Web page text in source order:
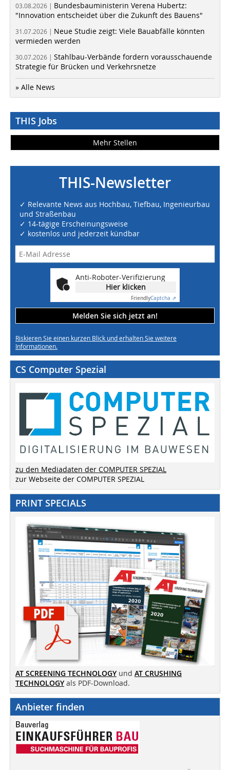
03.08.2026 | Bundesbauministerin Verena Hubertz:
"Innovation entscheidet über die Zukunft des Bauens"
31.07.2026 | Neue Studie zeigt: Viele Bauabfälle könnten
vermieden werden
30.07.2026 | Stahlbau-Verbände fordern vorausschauende
Strategie für Brücken und Verkehrsnetze
» Alle News
THIS Jobs
Mehr Stellen
THIS-Newsletter
✓ Relevante News aus Hochbau, Tiefbau, Ingenieurbau
und Straßenbau
✓ 14-tägige Erscheinungsweise
✓ kostenlos und jederzeit kündbar
Anti-Roboter-Verifizierung
Hier klicken
FriendlyCaptcha ⇗
Melden Sie sich jetzt an!
Riskieren Sie einen kurzen Blick und erhalten Sie weitere
Informationen.
CS Computer Spezial
zu den Mediadaten der COMPUTER SPEZIAL
zur Webseite der COMPUTER SPEZIAL
PRINT SPECIALS
AT SCREENING TECHNOLOGY und AT CRUSHING
TECHNOLOGY als PDF-Download.
Anbieter finden